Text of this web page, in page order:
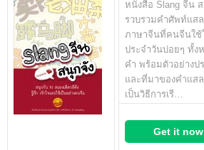
หนังสือ Slang จีน
รวบรวมคำศัพท์แส
ภาษาจีนที่คนจีนใช้
ประจำวันบ่อยๆ ทั้ง
คำ พร้อมตัวอย่างป
และที่มาของคำแส
เป็นวิธีการเรี…
Get it now